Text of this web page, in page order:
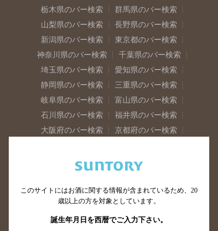
栃木県のバー検索
群馬県のバー検索
山梨県のバー検索
長野県のバー検索
新潟県のバー検索
東京都のバー検索
神奈川県のバー検索
千葉県のバー検索
埼玉県のバー検索
愛知県のバー検索
静岡県のバー検索
三重県のバー検索
岐阜県のバー検索
富山県のバー検索
石川県のバー検索
福井県のバー検索
大阪府のバー検索
京都府のバー検索
滋賀県のバー検索
和歌山県のバー検索
山口県のバー検索
鳥取県のバー検索
島根県のバー検索
徳島県のバー検索
香川県のバー検索
愛媛県のバー検索
このサイトにはお酒に関する情報が含まれているため、 20
歳以上の方を対象としています。
誕生年月日を西暦でご入力下さい。